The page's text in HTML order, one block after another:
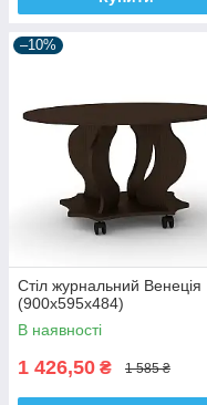
–10%
Стіл журнальний Венеція
(900х595х484)
В наявності
1 426,50 ₴ 1 585 ₴